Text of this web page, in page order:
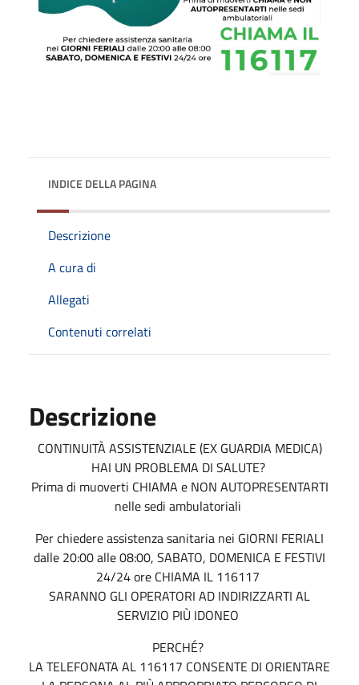
INDICE DELLA PAGINA
Descrizione
A cura di
Allegati
Contenuti correlati
Descrizione
CONTINUITÀ ASSISTENZIALE (EX GUARDIA MEDICA)
HAI UN PROBLEMA DI SALUTE?
Prima di muoverti CHIAMA e NON AUTOPRESENTARTI
nelle sedi ambulatoriali
Per chiedere assistenza sanitaria nei GIORNI FERIALI
dalle 20:00 alle 08:00, SABATO, DOMENICA E FESTIVI
24/24 ore CHIAMA IL 116117
SARANNO GLI OPERATORI AD INDIRIZZARTI AL
SERVIZIO PIÙ IDONEO
PERCHÉ?
LA TELEFONATA AL 116117 CONSENTE DI ORIENTARE